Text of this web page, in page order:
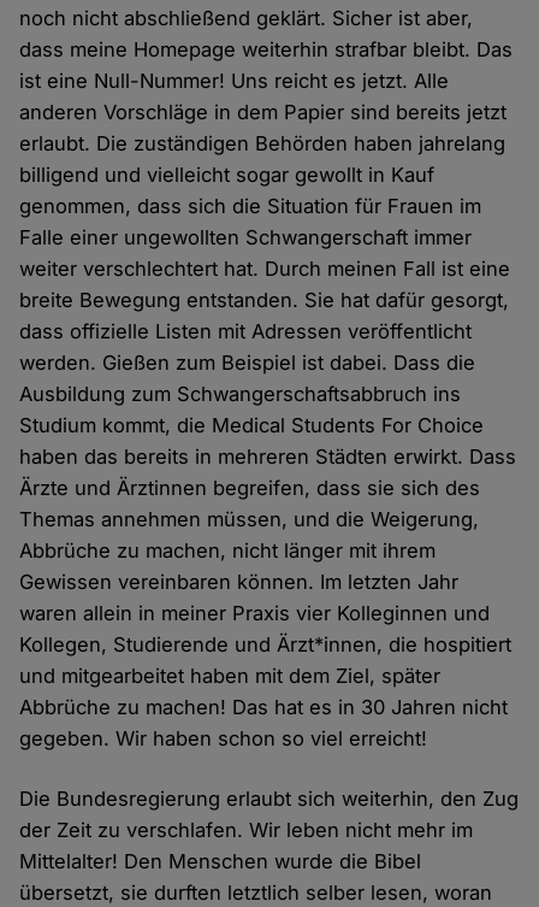
noch nicht abschließend geklärt. Sicher ist aber,
dass meine Homepage weiterhin strafbar bleibt. Das
ist eine Null-Nummer! Uns reicht es jetzt. Alle
anderen Vorschläge in dem Papier sind bereits jetzt
erlaubt. Die zuständigen Behörden haben jahrelang
billigend und vielleicht sogar gewollt in Kauf
genommen, dass sich die Situation für Frauen im
Falle einer ungewollten Schwangerschaft immer
weiter verschlechtert hat. Durch meinen Fall ist eine
breite Bewegung entstanden. Sie hat dafür gesorgt,
dass offizielle Listen mit Adressen veröffentlicht
werden. Gießen zum Beispiel ist dabei. Dass die
Ausbildung zum Schwangerschaftsabbruch ins
Studium kommt, die Medical Students For Choice
haben das bereits in mehreren Städten erwirkt. Dass
Ärzte und Ärztinnen begreifen, dass sie sich des
Themas annehmen müssen, und die Weigerung,
Abbrüche zu machen, nicht länger mit ihrem
Gewissen vereinbaren können. Im letzten Jahr
waren allein in meiner Praxis vier Kolleginnen und
Kollegen, Studierende und Ärzt*innen, die hospitiert
und mitgearbeitet haben mit dem Ziel, später
Abbrüche zu machen! Das hat es in 30 Jahren nicht
gegeben. Wir haben schon so viel erreicht!
Die Bundesregierung erlaubt sich weiterhin, den Zug
der Zeit zu verschlafen. Wir leben nicht mehr im
Mittelalter! Den Menschen wurde die Bibel
übersetzt, sie durften letztlich selber lesen, woran